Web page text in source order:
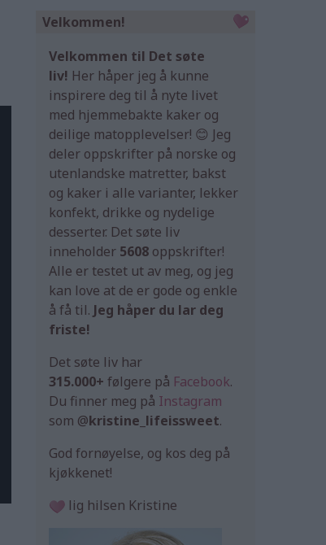
Velkommen!
Velkommen til Det søte
liv! Her håper jeg å kunne
inspirere deg til å nyte livet
med hjemmebakte kaker og
deilige matopplevelser! 😊 Jeg
deler oppskrifter på norske og
utenlandske matretter, bakst
og kaker i alle varianter, lekker
konfekt, drikke og nydelige
desserter. Det søte liv
inneholder 5608 oppskrifter!
Alle er testet ut av meg, og jeg
kan love at de er gode og enkle
å få til. Jeg håper du lar deg
friste!
Det søte liv har
315.000+ følgere på Facebook.
Du finner meg på Instagram
som @kristine_lifeissweet.
God fornøyelse, og kos deg på
kjøkkenet!
lig hilsen Kristine